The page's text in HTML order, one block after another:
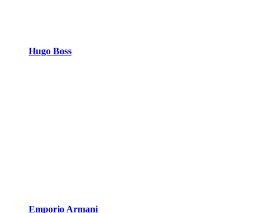
Hugo Boss
Emporio Armani